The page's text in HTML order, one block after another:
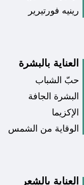
رينيه فورتيرير
العناية بالبشرة
حبّ الشباب
البشرة الجافة
الإكزيما
الوقاية من الشمس
العناية بالشعر